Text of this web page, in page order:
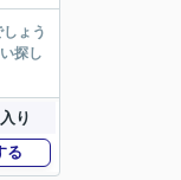
ょう
探し
り
る